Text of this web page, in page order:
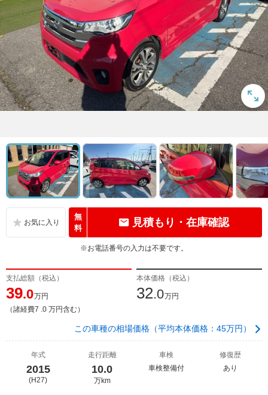
無
料
見積もり・在庫確認
※お電話番号の入力は不要です。
支払総額（税込）
39.0万円
（諸経費7 .0 万円含む）
本体価格（税込）
32.0万円
この車種の相場価格（平均本体価格：45万円）
年式
2015
(H27)
走行距離
10.0
万km
車検
車検整備付
修復歴
あり